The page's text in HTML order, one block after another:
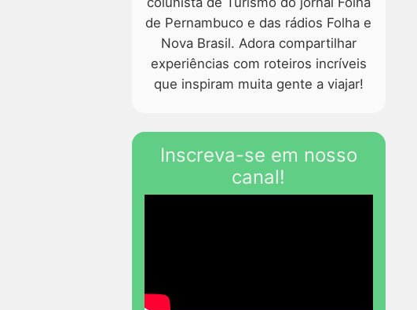
de Pernambuco e das rádios Folha e
Nova Brasil. Adora compartilhar
experiências com roteiros incríveis
que inspiram muita gente a viajar!
Inscreva-se em nosso
canal!